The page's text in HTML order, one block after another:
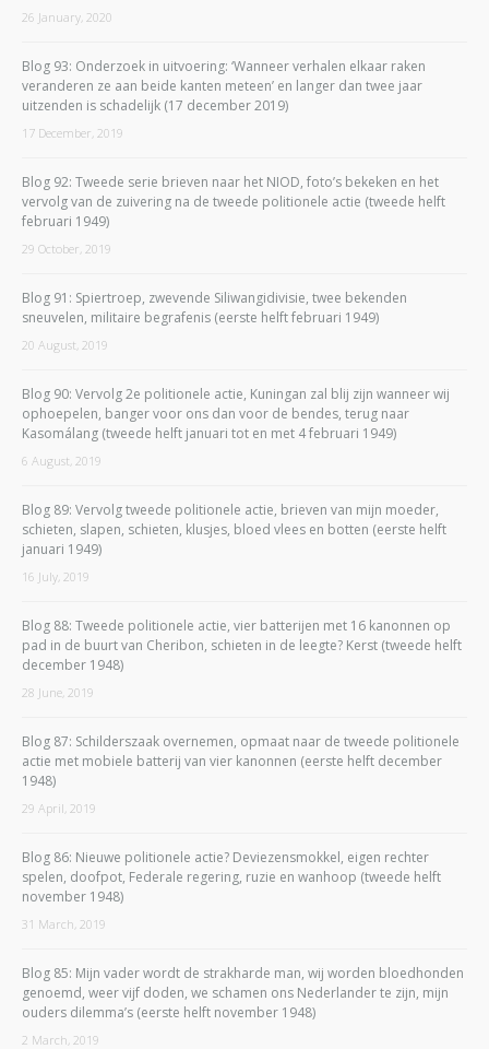
26 January, 2020
Blog 93: Onderzoek in uitvoering: ‘Wanneer verhalen elkaar raken
veranderen ze aan beide kanten meteen’ en langer dan twee jaar
uitzenden is schadelijk (17 december 2019)
17 December, 2019
Blog 92: Tweede serie brieven naar het NIOD, foto’s bekeken en het
vervolg van de zuivering na de tweede politionele actie (tweede helft
februari 1949)
29 October, 2019
Blog 91: Spiertroep, zwevende Siliwangidivisie, twee bekenden
sneuvelen, militaire begrafenis (eerste helft februari 1949)
20 August, 2019
Blog 90: Vervolg 2e politionele actie, Kuningan zal blij zijn wanneer wij
ophoepelen, banger voor ons dan voor de bendes, terug naar
Kasomálang (tweede helft januari tot en met 4 februari 1949)
6 August, 2019
Blog 89: Vervolg tweede politionele actie, brieven van mijn moeder,
schieten, slapen, schieten, klusjes, bloed vlees en botten (eerste helft
januari 1949)
16 July, 2019
Blog 88: Tweede politionele actie, vier batterijen met 16 kanonnen op
pad in de buurt van Cheribon, schieten in de leegte? Kerst (tweede helft
december 1948)
28 June, 2019
Blog 87: Schilderszaak overnemen, opmaat naar de tweede politionele
actie met mobiele batterij van vier kanonnen (eerste helft december
1948)
29 April, 2019
Blog 86: Nieuwe politionele actie? Deviezensmokkel, eigen rechter
spelen, doofpot, Federale regering, ruzie en wanhoop (tweede helft
november 1948)
31 March, 2019
Blog 85: Mijn vader wordt de strakharde man, wij worden bloedhonden
genoemd, weer vijf doden, we schamen ons Nederlander te zijn, mijn
ouders dilemma’s (eerste helft november 1948)
2 March, 2019